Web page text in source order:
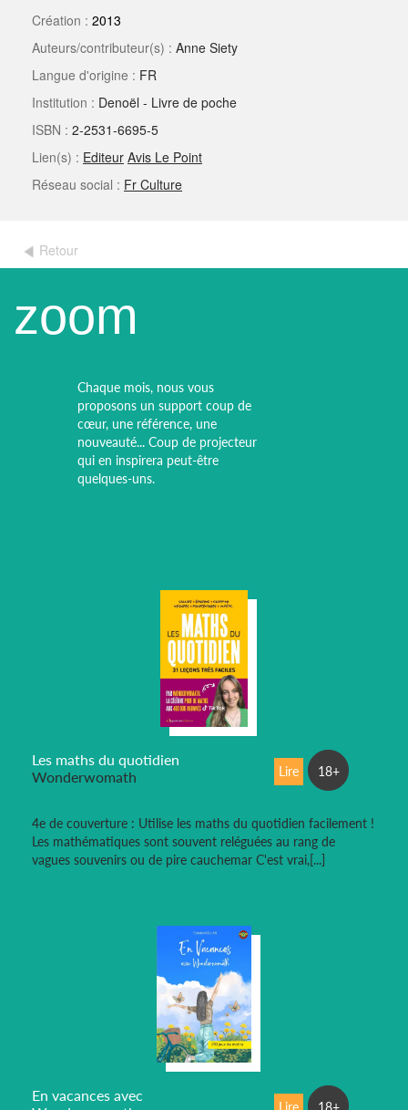
Création : 2013
Auteurs/contributeur(s) : Anne Siety
Langue d'origine : FR
Institution : Denoël - Livre de poche
ISBN : 2-2531-6695-5
Lien(s) : Editeur Avis Le Point
Réseau social : Fr Culture
Retour
zoom
Chaque mois, nous vous
proposons un support coup de
cœur, une référence, une
nouveauté... Coup de projecteur
qui en inspirera peut-être
quelques-uns.
Les maths du quotidien
Wonderwomath
4e de couverture : Utilise les maths du quotidien facilement !
Les mathématiques sont souvent reléguées au rang de
vagues souvenirs ou de pire cauchemar C'est vrai,[...]
Lire 18+
En vacances avec
Lire 18+